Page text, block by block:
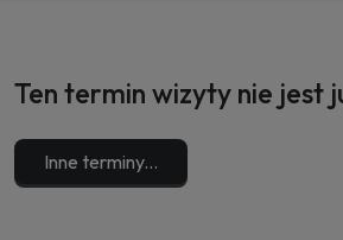
Ten termin wizyty nie jest
Inne terminy...